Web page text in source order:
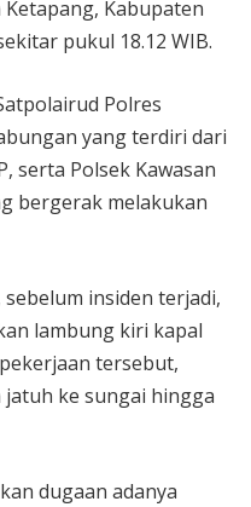
Kabupaten
pukul 18.12 WIB.
Polres
yang terdiri dari
serta Polsek Kawasan
bergerak melakukan
insiden terjadi,
lambung kiri kapal
tersebut,
ke sungai hingga
dugaan adanya